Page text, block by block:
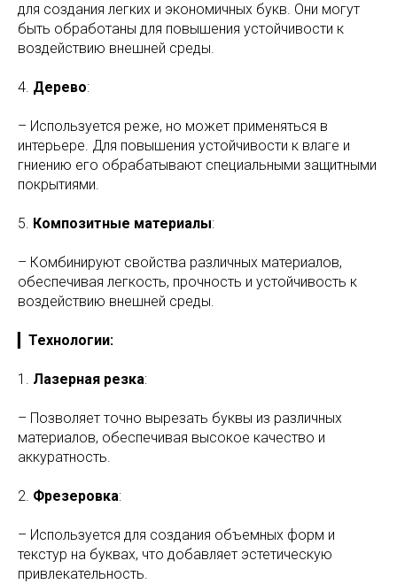
для создания легких и экономичных букв. Они могут
быть обработаны для повышения устойчивости к
воздействию внешней среды.
4. Дерево:
– Используется реже, но может применяться в
интерьере. Для повышения устойчивости к влаге и
гниению его обрабатывают специальными защитными
покрытиями.
5. Композитные материалы:
– Комбинируют свойства различных материалов,
обеспечивая легкость, прочность и устойчивость к
воздействию внешней среды.
Технологии:
1. Лазерная резка:
– Позволяет точно вырезать буквы из различных
материалов, обеспечивая высокое качество и
аккуратность.
2. Фрезеровка:
– Используется для создания объемных форм и
текстур на буквах, что добавляет эстетическую
привлекательность.